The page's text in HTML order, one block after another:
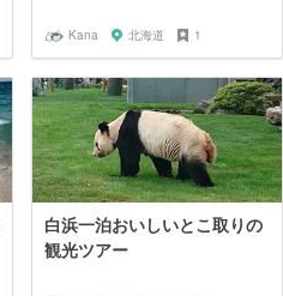
Kana 北海道 1
白浜一泊おいしいとこ取りの
観光ツアー